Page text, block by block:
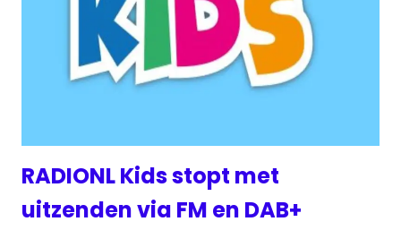
RADIONL Kids stopt met
uitzenden via FM en DAB+